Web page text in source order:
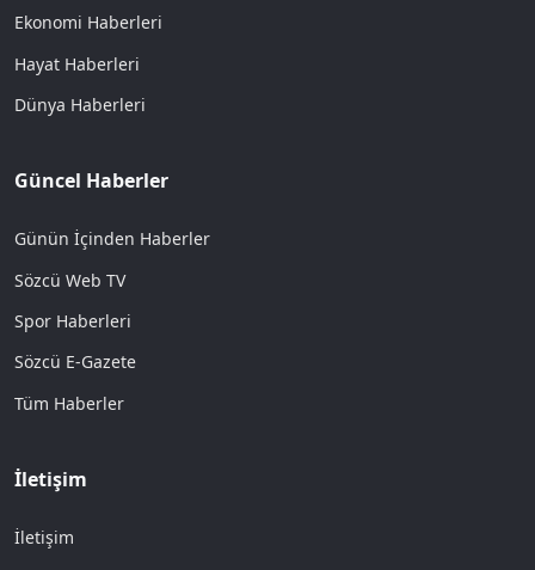
Ekonomi Haberleri
Hayat Haberleri
Dünya Haberleri
Güncel Haberler
Günün İçinden Haberler
Sözcü Web TV
Spor Haberleri
Sözcü E-Gazete
Tüm Haberler
İletişim
İletişim